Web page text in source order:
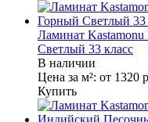
Ламинат
Светлый 33 класс
В наличии
Цена за м²: от 1320
Купить